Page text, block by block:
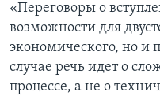
«Переговоры о
возможности для
экономического, но и
случае речь идет о
процессе, а не о